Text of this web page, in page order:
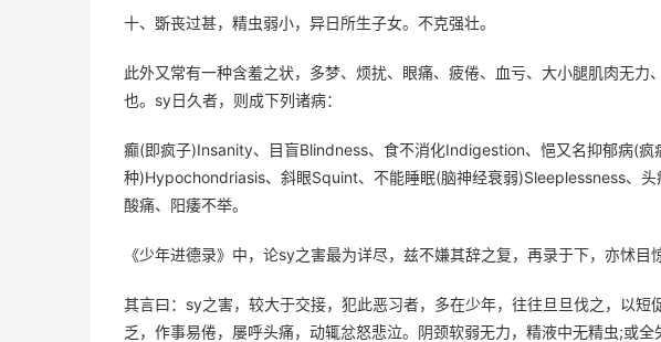
十、斲丧过甚，精虫弱小，异日所生子女。不克强壮。
此外又常有一种含羞之状，多梦、烦扰、眼痛、疲倦、血亏、大小腿肌肉无
也。sy日久者，则成下列诸病：
癫(即疯子)Insanity、目盲Blindness、食不消化Indigestion、悒又名抑郁病(
种)Hypochondriasis、斜眼Squint、不能睡眠(脑神经衰弱)Sleeplessness、
酸痛、阳痿不举。
《少年进德录》中，论sy之害最为详尽，兹不嫌其辞之复，再录于下，亦怵目
其言曰：sy之害，较大于交接，犯此恶习者，多在少年，往往旦旦伐之，以
乏，作事易倦，屡呼头痛，动辄忿怒悲泣。阴颈软弱无力，精液中无精虫;或